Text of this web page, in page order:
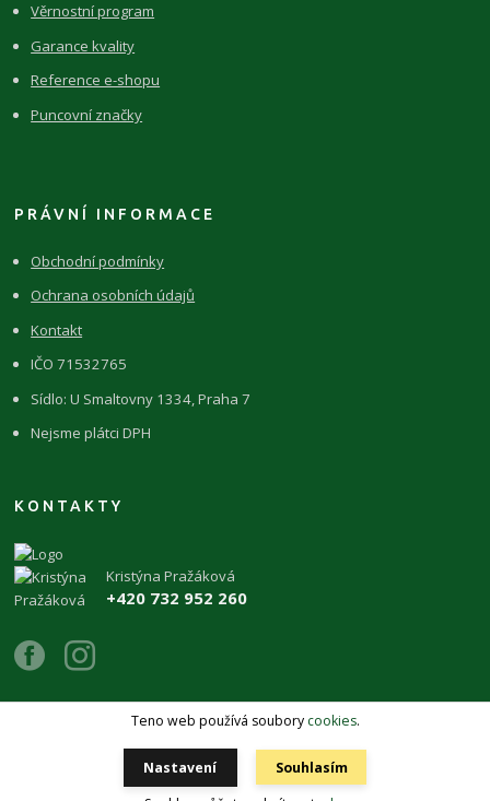
Věrnostní program
Garance kvality
Reference e-shopu
Puncovní značky
PRÁVNÍ INFORMACE
Obchodní podmínky
Ochrana osobních údajů
Kontakt
IČO 71532765
Sídlo: U Smaltovny 1334, Praha 7
Nejsme plátci DPH
KONTAKTY
Kristýna Pražáková
+420 732 952 260
Copyright 2026 © ŽIVÉKAMENY Kristýna Pražáková
Vytvořeno na
Teno web používá soubory cookies.
Nastavení
Souhlasím